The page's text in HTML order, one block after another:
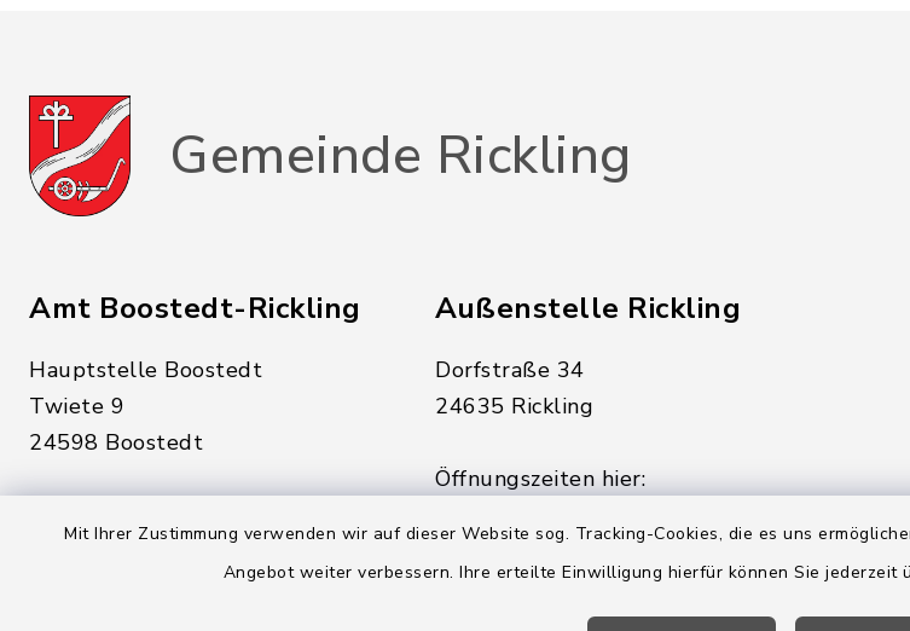
Mit Ihrer Zustimmung verwenden wir auf dieser Website sog. Tracking-Cookies, die es uns
Angebot weiter verbessern. Ihre erteilte Einwilligung hierfür können Sie jederzeit
Gemeinde Rickling
Amt Boostedt-Rickling
Hauptstelle Boostedt
Twiete 9
24598 Boostedt
Montag, Dienstag, Donnerstag,
Außenstelle Rickling
Dorfstraße 34
24635 Rickling
Öffnungszeiten hier:
08:00 - 12:00 Uhr